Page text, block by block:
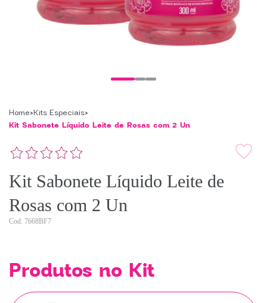
Home Kits Especiais
Kit Sabonete Líquido Leite de Rosas com 2 Un
Kit Sabonete Líquido Leite de
Rosas com 2 Un
7668BF7
Produtos no Kit